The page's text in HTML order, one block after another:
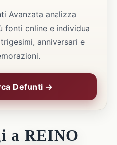
Avanzata analizza
fonti online e individua
anniversari e
Defunti →
a REINO